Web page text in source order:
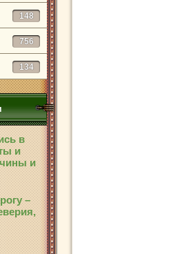
148
756
134
в
и
и
–